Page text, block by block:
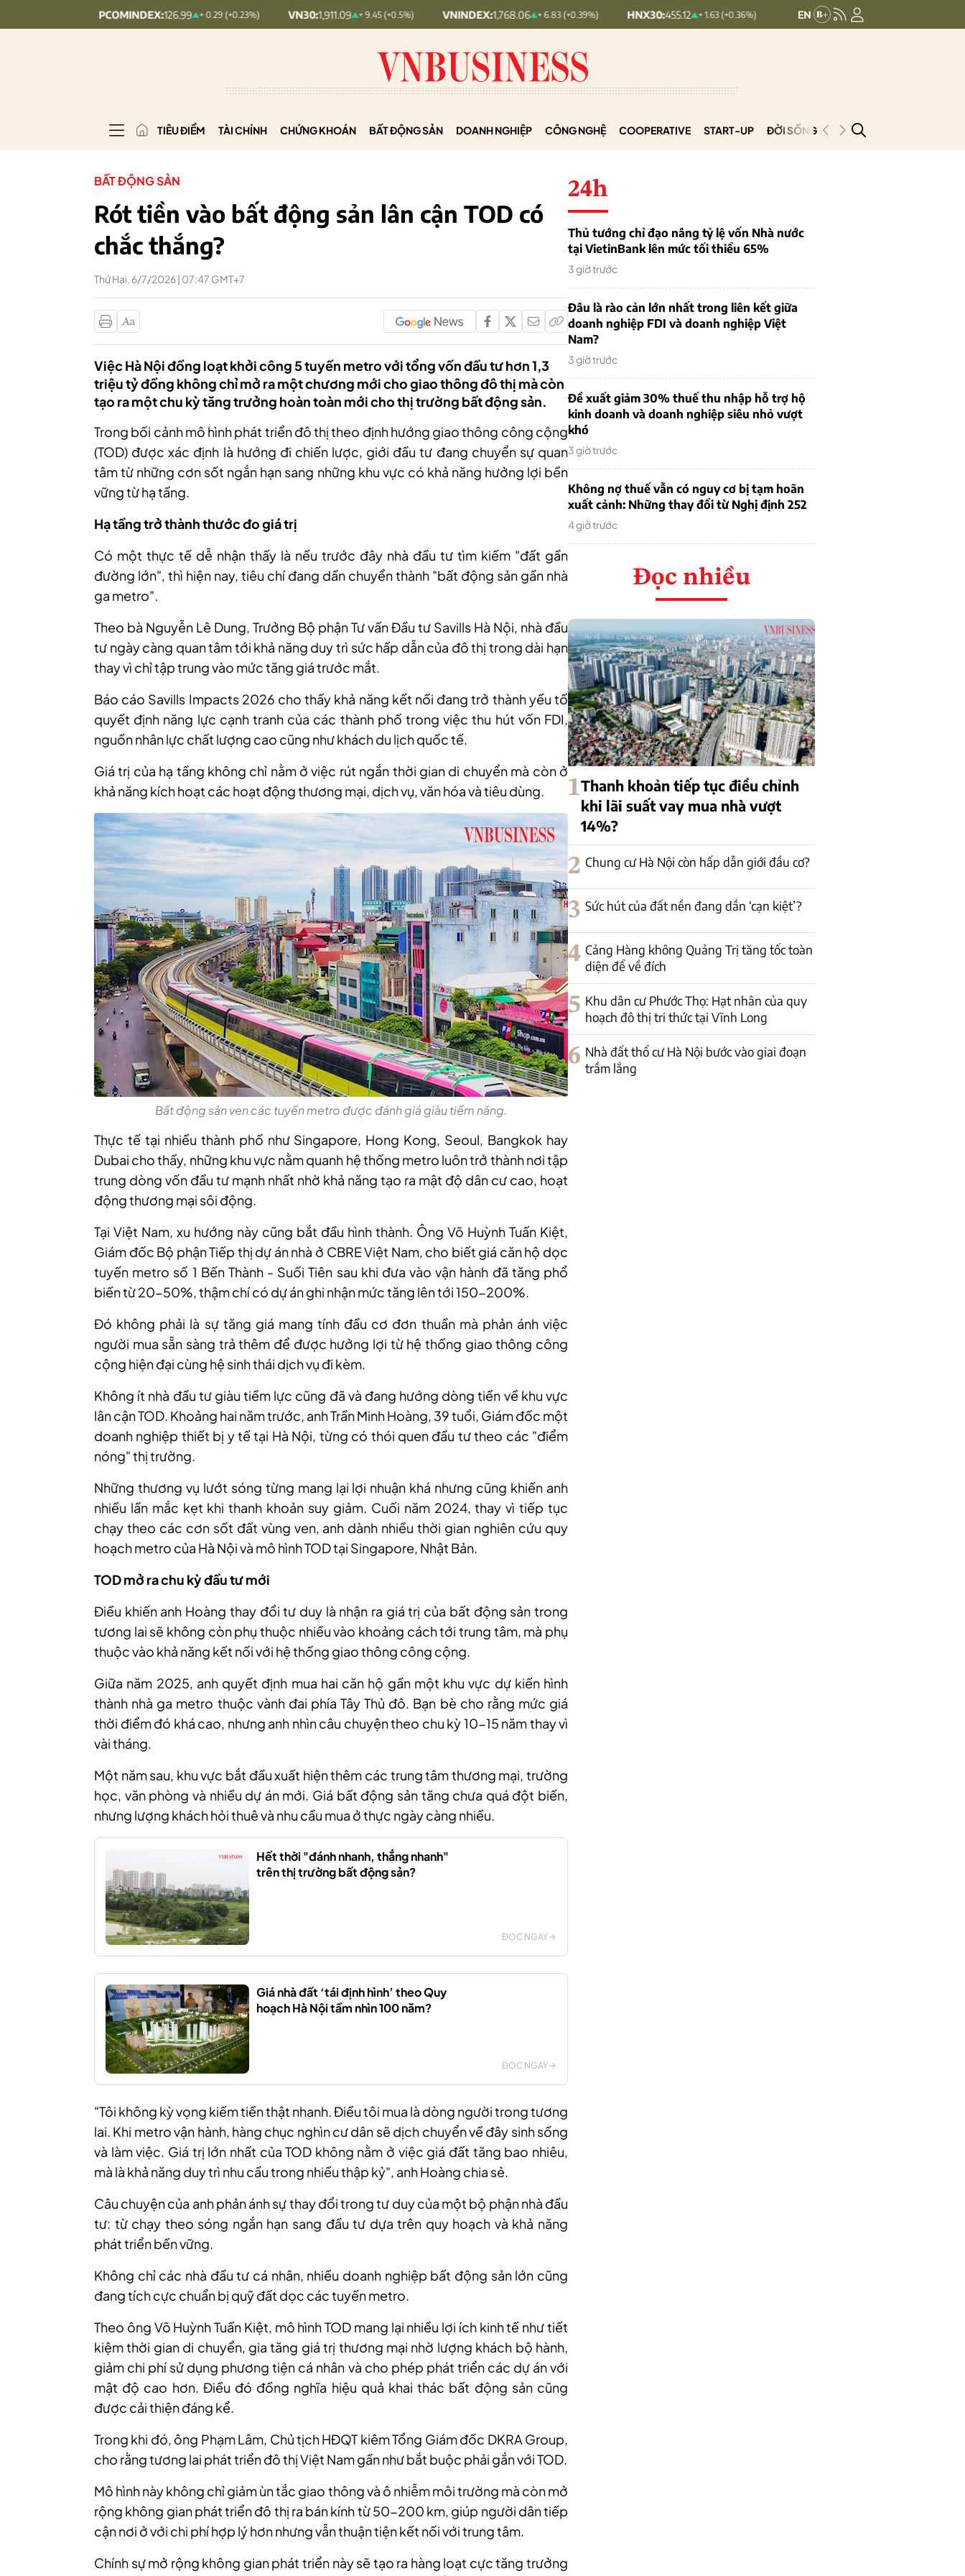
UPCOMINDEX:126.99 + 0.29 (+0.23%) VN30: 1,911.09 + 9.45 (+0.5%) VNINDEX: 1,768.06 + 6.83 (+0.39%) HNX30: 455.12 + 1.63 (+0.36%) HNXINDEX: 293.44 + 0.25 (+0.09%)
TIÊU ĐIỂM TÀI CHÍNH CHỨNG KHOÁN BẤT ĐỘNG SẢN DOANH NGHIỆP CÔNG NGHỆ COOPERATIVE START-UP ĐỜI SỐNG PODCAST
BẤT ĐỘNG SẢN
Rót tiền vào bất động sản lân cận TOD có
chắc thắng?
Thứ Hai, 6/7/2026 | 07:47 GMT+7
Việc Hà Nội đồng loạt khởi công 5 tuyến metro với tổng vốn đầu tư hơn 1,3
triệu tỷ đồng không chỉ mở ra một chương mới cho giao thông đô thị mà còn
tạo ra một chu kỳ tăng trưởng hoàn toàn mới cho thị trường bất động sản.
Trong bối cảnh mô hình phát triển đô thị theo định hướng giao thông công cộng
(TOD) được xác định là hướng đi chiến lược, giới đầu tư đang chuyển sự quan
tâm từ những cơn sốt ngắn hạn sang những khu vực có khả năng hưởng lợi bền
vững từ hạ tầng.
Hạ tầng trở thành thước đo giá trị
Có một thực tế dễ nhận thấy là nếu trước đây nhà đầu tư tìm kiếm "đất gần
đường lớn", thì hiện nay, tiêu chí đang dần chuyển thành "bất động sản gần nhà
ga metro".
Theo bà Nguyễn Lê Dung, Trưởng Bộ phận Tư vấn Đầu tư Savills Hà Nội, nhà đầu
tư ngày càng quan tâm tới khả năng duy trì sức hấp dẫn của đô thị trong dài hạn
thay vì chỉ tập trung vào mức tăng giá trước mắt.
Báo cáo Savills Impacts 2026 cho thấy khả năng kết nối đang trở thành yếu tố
quyết định năng lực cạnh tranh của các thành phố trong việc thu hút vốn FDI,
nguồn nhân lực chất lượng cao cũng như khách du lịch quốc tế.
Giá trị của hạ tầng không chỉ nằm ở việc rút ngắn thời gian di chuyển mà còn ở
khả năng kích hoạt các hoạt động thương mại, dịch vụ, văn hóa và tiêu dùng.
Bất động sản ven các tuyến metro được đánh giá giàu tiềm năng.
Thực tế tại nhiều thành phố như Singapore, Hong Kong, Seoul, Bangkok hay
Dubai cho thấy, những khu vực nằm quanh hệ thống metro luôn trở thành nơi tập
trung dòng vốn đầu tư mạnh nhất nhờ khả năng tạo ra mật độ dân cư cao, hoạt
động thương mại sôi động.
Tại Việt Nam, xu hướng này cũng bắt đầu hình thành. Ông Võ Huỳnh Tuấn Kiệt,
Giám đốc Bộ phận Tiếp thị dự án nhà ở CBRE Việt Nam, cho biết giá căn hộ dọc
tuyến metro số 1 Bến Thành - Suối Tiên sau khi đưa vào vận hành đã tăng phổ
biến từ 20-50%, thậm chí có dự án ghi nhận mức tăng lên tới 150-200%.
Đó không phải là sự tăng giá mang tính đầu cơ đơn thuần mà phản ánh việc
người mua sẵn sàng trả thêm để được hưởng lợi từ hệ thống giao thông công
cộng hiện đại cùng hệ sinh thái dịch vụ đi kèm.
Không ít nhà đầu tư giàu tiềm lực cũng đã và đang hướng dòng tiền về khu vực
lân cận TOD. Khoảng hai năm trước, anh Trần Minh Hoàng, 39 tuổi, Giám đốc một
doanh nghiệp thiết bị y tế tại Hà Nội, từng có thói quen đầu tư theo các "điểm
nóng" thị trường.
Những thương vụ lướt sóng từng mang lại lợi nhuận khá nhưng cũng khiến anh
nhiều lần mắc kẹt khi thanh khoản suy giảm. Cuối năm 2024, thay vì tiếp tục
chạy theo các cơn sốt đất vùng ven, anh dành nhiều thời gian nghiên cứu quy
hoạch metro của Hà Nội và mô hình TOD tại Singapore, Nhật Bản.
TOD mở ra chu kỳ đầu tư mới
Điều khiến anh Hoàng thay đổi tư duy là nhận ra giá trị của bất động sản trong
tương lai sẽ không còn phụ thuộc nhiều vào khoảng cách tới trung tâm, mà phụ
thuộc vào khả năng kết nối với hệ thống giao thông công cộng.
Giữa năm 2025, anh quyết định mua hai căn hộ gần một khu vực dự kiến hình
thành nhà ga metro thuộc vành đai phía Tây Thủ đô. Bạn bè cho rằng mức giá
thời điểm đó khá cao, nhưng anh nhìn câu chuyện theo chu kỳ 10-15 năm thay vì
vài tháng.
Một năm sau, khu vực bắt đầu xuất hiện thêm các trung tâm thương mại, trường
học, văn phòng và nhiều dự án mới. Giá bất động sản tăng chưa quá đột biến,
nhưng lượng khách hỏi thuê và nhu cầu mua ở thực ngày càng nhiều.
Hết thời "đánh nhanh, thắng nhanh"
trên thị trường bất động sản?
ĐỌC NGAY
Giá nhà đất ‘tái định hình’ theo Quy
hoạch Hà Nội tầm nhìn 100 năm?
ĐỌC NGAY
"Tôi không kỳ vọng kiếm tiền thật nhanh. Điều tôi mua là dòng người trong tương
lai. Khi metro vận hành, hàng chục nghìn cư dân sẽ dịch chuyển về đây sinh sống
và làm việc. Giá trị lớn nhất của TOD không nằm ở việc giá đất tăng bao nhiêu,
mà là khả năng duy trì nhu cầu trong nhiều thập kỷ", anh Hoàng chia sẻ.
Câu chuyện của anh phản ánh sự thay đổi trong tư duy của một bộ phận nhà đầu
tư: từ chạy theo sóng ngắn hạn sang đầu tư dựa trên quy hoạch và khả năng
phát triển bền vững.
Không chỉ các nhà đầu tư cá nhân, nhiều doanh nghiệp bất động sản lớn cũng
đang tích cực chuẩn bị quỹ đất dọc các tuyến metro.
Theo ông Võ Huỳnh Tuấn Kiệt, mô hình TOD mang lại nhiều lợi ích kinh tế như tiết
kiệm thời gian di chuyển, gia tăng giá trị thương mại nhờ lượng khách bộ hành,
giảm chi phí sử dụng phương tiện cá nhân và cho phép phát triển các dự án với
mật độ cao hơn. Điều đó đồng nghĩa hiệu quả khai thác bất động sản cũng
được cải thiện đáng kể.
Trong khi đó, ông Phạm Lâm, Chủ tịch HĐQT kiêm Tổng Giám đốc DKRA Group,
cho rằng tương lai phát triển đô thị Việt Nam gần như bắt buộc phải gắn với TOD.
Mô hình này không chỉ giảm ùn tắc giao thông và ô nhiễm môi trường mà còn mở
rộng không gian phát triển đô thị ra bán kính từ 50-200 km, giúp người dân tiếp
cận nơi ở với chi phí hợp lý hơn nhưng vẫn thuận tiện kết nối với trung tâm.
Chính sự mở rộng không gian phát triển này sẽ tạo ra hàng loạt cực tăng trưởng
24h
Thủ tướng chỉ đạo nâng tỷ lệ vốn Nhà nước
tại VietinBank lên mức tối thiểu 65%
3 giờ trước
Đâu là rào cản lớn nhất trong liên kết giữa
doanh nghiệp FDI và doanh nghiệp Việt
Nam?
3 giờ trước
Đề xuất giảm 30% thuế thu nhập hỗ trợ hộ
kinh doanh và doanh nghiệp siêu nhỏ vượt
khó
3 giờ trước
Không nợ thuế vẫn có nguy cơ bị tạm hoãn
xuất cảnh: Những thay đổi từ Nghị định 252
4 giờ trước
Đọc nhiều
1Thanh khoản tiếp tục điều chỉnh
khi lãi suất vay mua nhà vượt
14%?
2 Chung cư Hà Nội còn hấp dẫn giới đầu cơ?
3 Sức hút của đất nền đang dần ‘cạn kiệt’?
4 Cảng Hàng không Quảng Trị tăng tốc toàn
diện để về đích
5 Khu dân cư Phước Thọ: Hạt nhân của quy
hoạch đô thị tri thức tại Vĩnh Long
6 Nhà đất thổ cư Hà Nội bước vào giai đoạn
trầm lắng